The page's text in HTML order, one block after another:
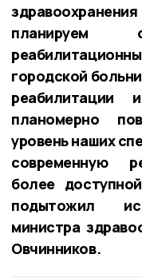
планируем
городской
реабилитации
планомерно
уровень наших
современную
более
подытожил
министра
Овчинников.